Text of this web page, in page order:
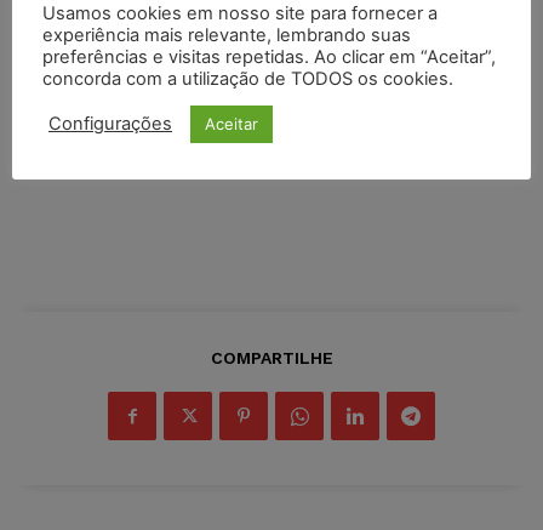
COMPARTILHE
Usamos cookies em nosso site para fornecer a
experiência mais relevante, lembrando suas
preferências e visitas repetidas. Ao clicar em “Aceitar”,
concorda com a utilização de TODOS os cookies.
Configurações Aceitar